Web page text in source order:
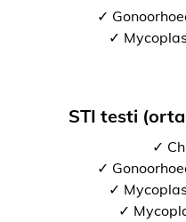
✓
✓
STI testi
✓
✓
✓
✓